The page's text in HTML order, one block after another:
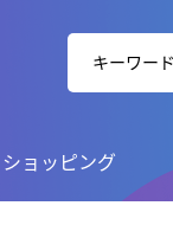
ショッピング